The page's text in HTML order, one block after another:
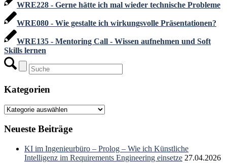
WRE228 - Gerne hätte ich mal wieder technische Probleme
WRE080 - Wie gestalte ich wirkungsvolle Präsentationen?
WRE135 - Mentoring Call - Wissen aufnehmen und Soft
Skills lernen
Kategorien
Kategorien
Neueste Beiträge
KI im Ingenieurbüro – Prolog – Wie ich Künstliche
Intelligenz im Requirements Engineering einsetze 27.04.2026